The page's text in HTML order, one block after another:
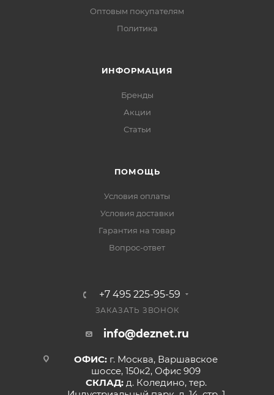
Оптовым покупателям
Политика
ИНФОРМАЦИЯ
Бренды
Акции
Статьи
ПОМОЩЬ
Условия оплаты
Условия доставки
Гарантия на товар
Вопрос-ответ
+7 495 225-95-59
ЗАКАЗАТЬ ЗВОНОК
info@deznet.ru
ОФИС: г. Москва, Варшавское
шоссе, 150к2, Офис 909
СКЛАД: д. Коледино, тер.